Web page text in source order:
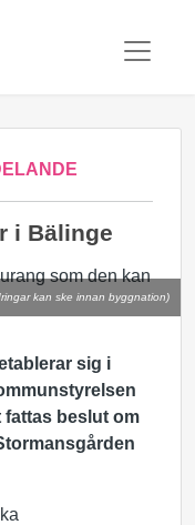
i Bälinge
kan ske innan byggnation)
sig i
fattas beslut om